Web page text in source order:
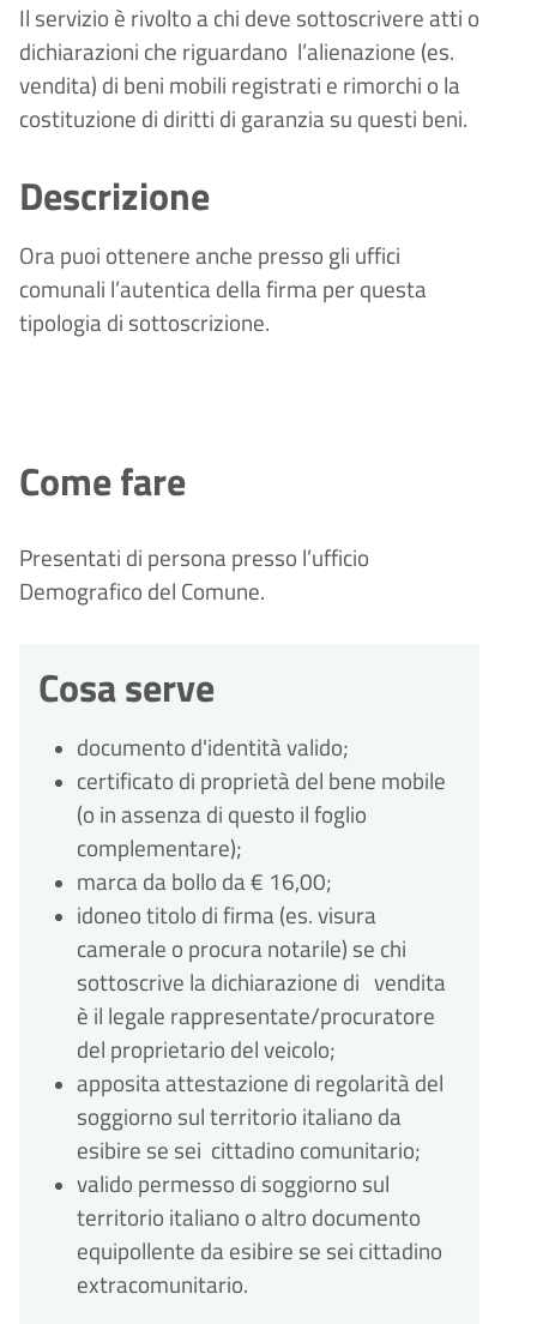
Il servizio è rivolto a chi deve sottoscrivere atti o
dichiarazioni che riguardano l’alienazione (es.
vendita) di beni mobili registrati e rimorchi o la
costituzione di diritti di garanzia su questi beni.
Descrizione
Ora puoi ottenere anche presso gli uffici
comunali l’autentica della firma per questa
tipologia di sottoscrizione.
Come fare
Presentati di persona presso l’ufficio
Demografico del Comune.
Cosa serve
documento d'identità valido;
certificato di proprietà del bene mobile
(o in assenza di questo il foglio
complementare);
marca da bollo da € 16,00;
idoneo titolo di firma (es. visura
camerale o procura notarile) se chi
sottoscrive la dichiarazione di vendita
è il legale rappresentate/procuratore
del proprietario del veicolo;
apposita attestazione di regolarità del
soggiorno sul territorio italiano da
esibire se sei cittadino comunitario;
valido permesso di soggiorno sul
territorio italiano o altro documento
equipollente da esibire se sei cittadino
extracomunitario.